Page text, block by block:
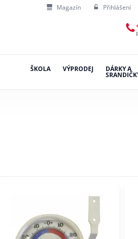
Magazín Přihlášení
ŠKOLA VÝPRODEJ DÁRKY A